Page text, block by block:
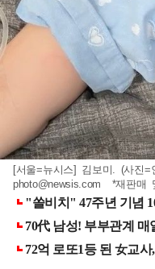
[서울=뉴시스] 김보미. (사진=
photo@newsis.com *재판매